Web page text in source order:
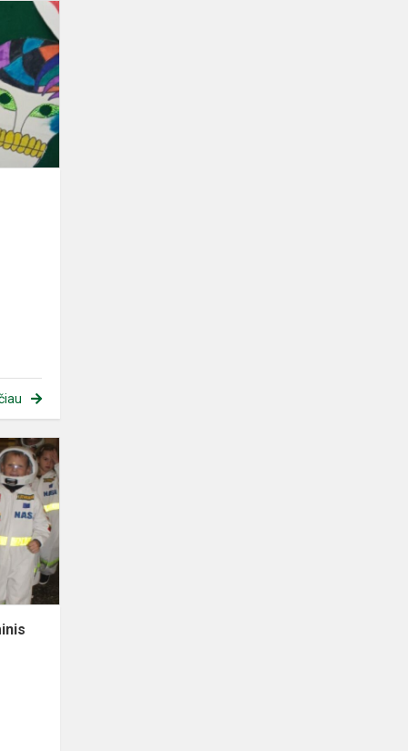
Helovino
paroda
pamoka
,,Kosminis
skrydis
vaikams"